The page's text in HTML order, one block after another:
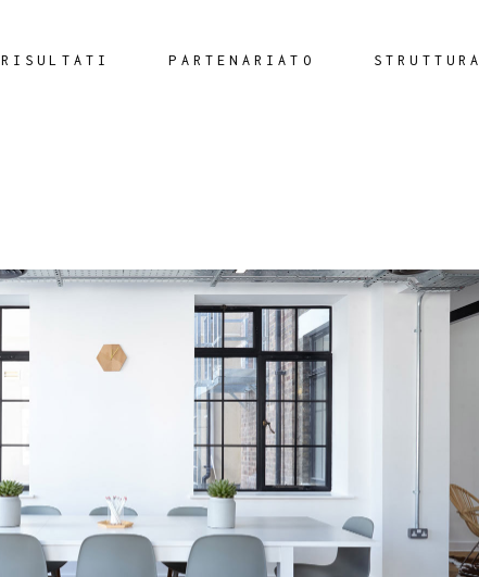
RISULTATI PARTENARIATO STRUTTURA